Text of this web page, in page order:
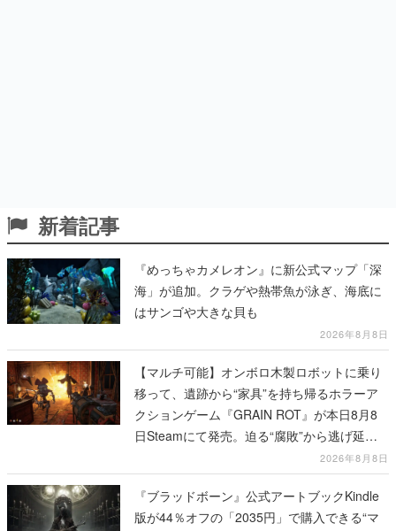
新着記事
『めっちゃカメレオン』に新公式マップ「深
海」が追加。クラゲや熱帯魚が泳ぎ、海底に
はサンゴや大きな貝も
2026年8月8日
【マルチ可能】オンボロ木製ロボットに乗り
移って、遺跡から“家具”を持ち帰るホラーア
クションゲーム『GRAIN ROT』が本日8月8
日Steamにて発売。迫る“腐敗”から逃げ延
2026年8月8日
『ブラッドボーン』公式アートブックKindle
版が44％オフの「2035円」で購入できる“マ